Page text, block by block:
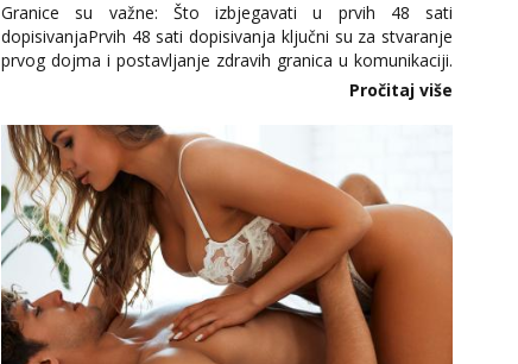
Granice su važne: Što izbjegavati u prvih 48 sati
dopisivanjaPrvih 48 sati dopisivanja ključni su za stvaranje
prvog dojma i postavljanje zdravih granica u komunikaciji.
Važno je izbjeći prebrzo otkrivanje osobnih ili intimnih
informacija, jer nepoznata osoba još nije zaslužila to
povjerenje. Takođe...
Pročitaj više